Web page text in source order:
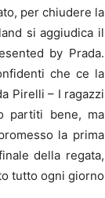
per chiudere la
si aggiudica il
by Prada.
che ce la
Pirelli – I ragazzi
partiti bene, ma
la prima
della regata,
tutto ogni giorno